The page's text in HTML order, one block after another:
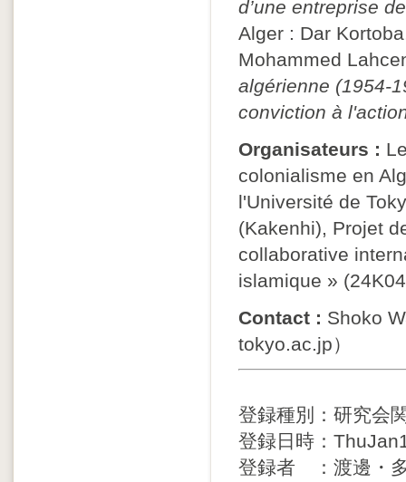
d’une entreprise
Alger : Dar
Mohammed
algérienne (1954-
conviction à
Organisateurs :
colonialisme en
l'Université de
(Kakenhi), Projet
collaborative
islamique »
Contact : Shoko
tokyo.ac.jp）
登録種別：研究会
登録日時：
登録者 ：渡邊・